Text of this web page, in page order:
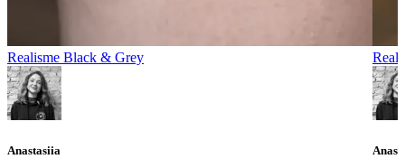
Realisme Black & Grey
Anastasiia